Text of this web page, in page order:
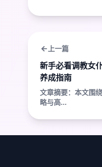
上一篇
新手必看调教女
养成指南
文章摘要：本文围
略与高...